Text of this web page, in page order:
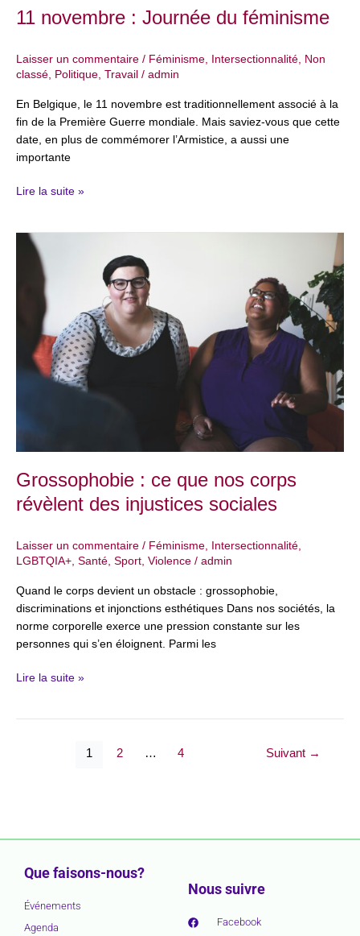
11 novembre : Journée du féminisme
Laisser un commentaire / Féminisme, Intersectionnalité, Non
classé, Politique, Travail / admin
En Belgique, le 11 novembre est traditionnellement associé à la
fin de la Première Guerre mondiale. Mais saviez-vous que cette
date, en plus de commémorer l’Armistice, a aussi une
importante
Lire la suite »
Grossophobie : ce que nos corps
révèlent des injustices sociales
Laisser un commentaire / Féminisme, Intersectionnalité,
LGBTQIA+, Santé, Sport, Violence / admin
Quand le corps devient un obstacle : grossophobie,
discriminations et injonctions esthétiques Dans nos sociétés, la
norme corporelle exerce une pression constante sur les
personnes qui s’en éloignent. Parmi les
Grossophobie
révèlent
des
injustices
Lire la suite »
1 2 … 4 Suivant →
Que faisons-nous?
Événements
Agenda
Nous suivre
Facebook